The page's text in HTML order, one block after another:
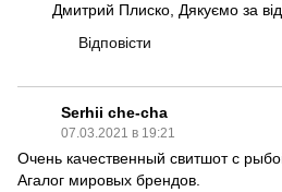
Дмитрий Плиско, Дякуємо за
Відповісти
Serhii che-cha
07.03.2021 в 19:21
Очень качественный свитшот с
Агалог мировых брендов.